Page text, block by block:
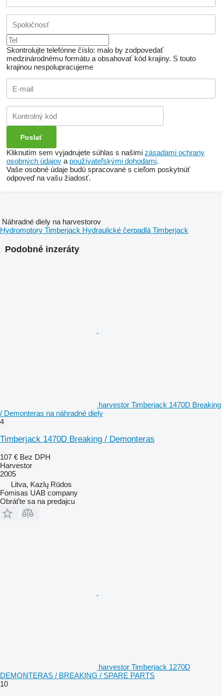
Skontrolujte telefónne číslo: malo by zodpovedať
medzinárodnému formátu a obsahovať kód krajiny. S touto
krajinou nespolupracujeme
Kliknutím sem vyjadrujete súhlas s našimi zásadami ochrany
osobných údajov a používateľskými dohodami.
Vaše osobné údaje budú spracované s cieľom poskytnúť
odpoveď na vašu žiadosť.
Podobné inzeráty
harvestor Timberjack 1470D Breaking
/ Demonteras na náhradné diely
4
Timberjack 1470D Breaking / Demonteras
107 € Bez DPH
Harvestor
2005
Litva, Kazlų Rūdos
Fomisas UAB company
Obráťte sa na predajcu
harvestor Timberjack 1270D
DEMONTERAS / BREAKING / SPARE PARTS
10
Náhradné diely na harvestorov
Hydromotory Timberjack Hydraulické čerpadlá Timberjack